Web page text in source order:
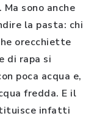
sono anche
la pasta: chi
orecchiette
di rapa si
poca acqua e,
fredda. E il
infatti